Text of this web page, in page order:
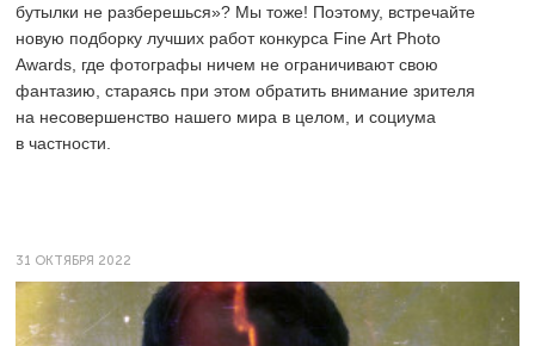
бутылки не разберешься»? Мы тоже! Поэтому, встречайте
новую подборку лучших работ конкурса Fine Art Photo
Awards, где фотографы ничем не ограничивают свою
фантазию, стараясь при этом обратить внимание зрителя
на несовершенство нашего мира в целом, и социума
в частности.
31 ОКТЯБРЯ 2022